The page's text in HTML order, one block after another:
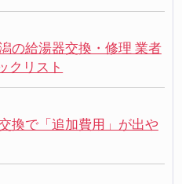
の給湯器交換・修理 業者
クリスト
換で「追加費用」が出や